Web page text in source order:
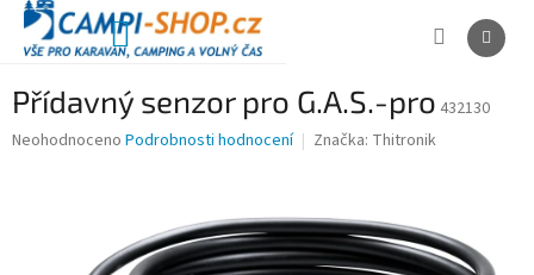
Přejít
obsah
NÁKUPNÍ
Přídavný senzor pro G.A.S.-pro 432130
Průměrné
Neohodnoceno Podrobnosti hodnocení Značka: Thitronik